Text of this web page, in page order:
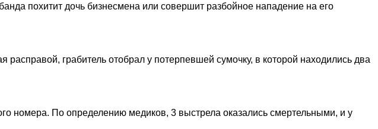
похитит дочь бизнесмена или совершит разбойное нападение на его
грабитель отобрал у потерпевшей сумочку, в которой находились два
номера. По определению медиков, 3 выстрела оказались смертельными, и у